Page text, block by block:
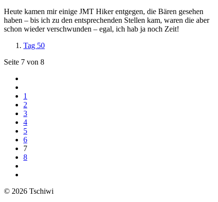
Heute kamen mir einige JMT Hiker entgegen, die Bären gesehen
haben – bis ich zu den entsprechenden Stellen kam, waren die aber
schon wieder verschwunden – egal, ich hab ja noch Zeit!
Tag 50
Seite 7 von 8
1
2
3
4
5
6
7
8
© 2026 Tschiwi